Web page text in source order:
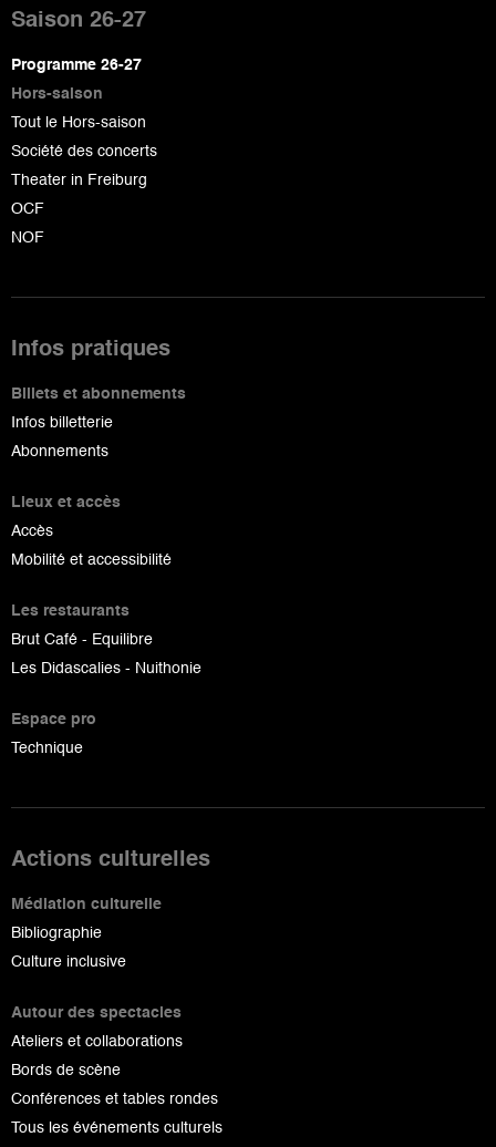
de
page
Saison 26-27
Programme 26-27
Hors-saison
Tout le Hors-saison
Société des concerts
Theater in Freiburg
OCF
NOF
Infos pratiques
Billets et abonnements
Infos billetterie
Abonnements
Lieux et accès
Accès
Mobilité et accessibilité
Les restaurants
Brut Café - Equilibre
Les Didascalies - Nuithonie
Espace pro
Technique
Actions culturelles
Médiation culturelle
Bibliographie
Culture inclusive
Autour des spectacles
Ateliers et collaborations
Bords de scène
Conférences et tables rondes
Tous les événements culturels